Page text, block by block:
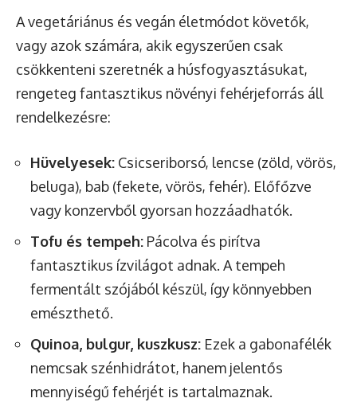
A vegetáriánus és vegán életmódot követők,
vagy azok számára, akik egyszerűen csak
csökkenteni szeretnék a húsfogyasztásukat,
rengeteg fantasztikus növényi fehérjeforrás áll
rendelkezésre:
Hüvelyesek: Csicseriborsó, lencse (zöld, vörös,
beluga), bab (fekete, vörös, fehér). Előfőzve
vagy konzervből gyorsan hozzáadhatók.
Tofu és tempeh: Pácolva és pirítva
fantasztikus ízvilágot adnak. A tempeh
fermentált szójából készül, így könnyebben
emészthető.
Quinoa, bulgur, kuszkusz: Ezek a gabonafélék
nemcsak szénhidrátot, hanem jelentős
mennyiségű fehérjét is tartalmaznak.